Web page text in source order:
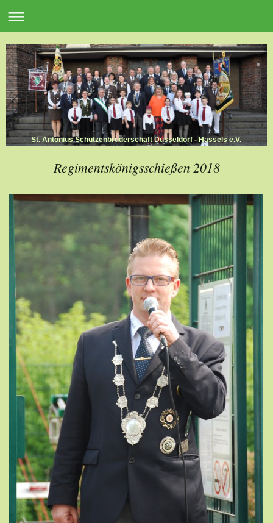
St. Antonius Schützenbruderschaft Düsseldorf - Hassels e.V.
Regimentskönigsschießen 2018